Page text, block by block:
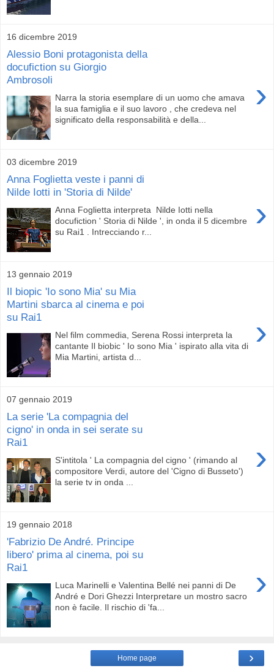
16 dicembre 2019
Alessio Boni protagonista della
docufiction su Giorgio
Ambrosoli
›
Narra la storia esemplare di un uomo che amava
la sua famiglia e il suo lavoro , che credeva nel
significato della responsabilità e della...
03 dicembre 2019
Anna Foglietta veste i panni di
Nilde Iotti in 'Storia di Nilde'
›
Anna Foglietta interpreta Nilde Iotti nella
docufiction ' Storia di Nilde ', in onda il 5 dicembre
su Rai1 . Intrecciando r...
13 gennaio 2019
Il biopic 'Io sono Mia' su Mia
Martini sbarca al cinema e poi
su Rai1
›
Nel film commedia, Serena Rossi interpreta la
cantante Il biobic ' Io sono Mia ' ispirato alla vita di
Mia Martini, artista d...
07 gennaio 2019
La serie 'La compagnia del
cigno' in onda in sei serate su
Rai1
›
S'intitola ' La compagnia del cigno ' (rimando al
compositore Verdi, autore del 'Cigno di Busseto')
la serie tv in onda ...
19 gennaio 2018
'Fabrizio De André. Principe
libero' prima al cinema, poi su
Rai1
›
Luca Marinelli e Valentina Bellé nei panni di De
André e Dori Ghezzi Interpretare un mostro sacro
non è facile. Il rischio di 'fa...
›
Home page